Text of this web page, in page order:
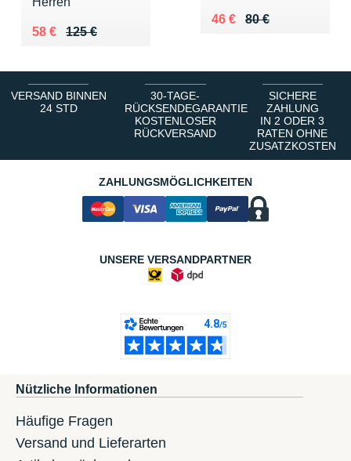
125 €
Au lieu de 125 €
58 €
Vendu 58 €
80 €
Au lieu de 80 €
46 €
Vendu 46 €
VERSAND BINNEN
24 STD
30-TAGE-
RÜCKSENDEGARANTIE
KOSTENLOSER
RÜCKVERSAND
SICHERE
ZAHLUNG
IN 2 ODER 3
RATEN OHNE
ZUSATZKOSTEN
ZAHLUNGSMÖGLICHKEITEN
UNSERE VERSANDPARTNER
Nützliche Informationen
Häufige Fragen
Versand und Lieferarten